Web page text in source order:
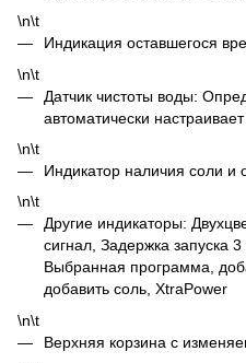
\n\t
Индикация оставшегося
\n\t
Датчик чистоты воды:
автоматически
\n\t
Индикатор наличия соли и
\n\t
Другие индикаторы:
сигнал, Задержка запуска
Выбранная программа,
добавить соль, XtraPower
\n\t
Верхняя корзина с